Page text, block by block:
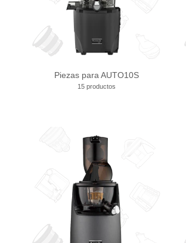
Piezas para AUTO10S
15 productos